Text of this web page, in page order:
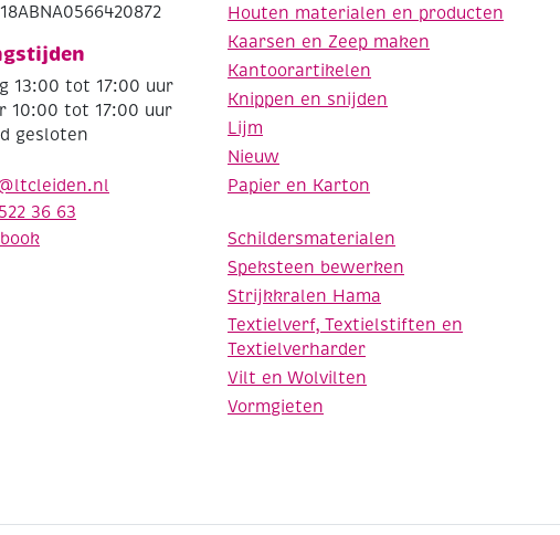
13:00 tot 17:00 uur
10:00 tot 17:00 uur
gesloten
36 63
Houten materialen en producten
Kaarsen en Zeep maken
Kantoorartikelen
Knippen en snijden
Lijm
Nieuw
Papier en Karton
Schildersmaterialen
Speksteen bewerken
Strijkkralen Hama
Textielverf, Textielstiften en
Textielverharder
Vilt en Wolvilten
Vormgieten